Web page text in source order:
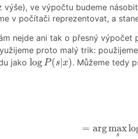
výše), ve výpočtu budeme
v počítači reprezentovat, a
nejde ani tak o přesný výpočet
proto malý trik:
jako logP (s|x)
log P(s|x). Můžeme tedy
= argmax
s
=argmax